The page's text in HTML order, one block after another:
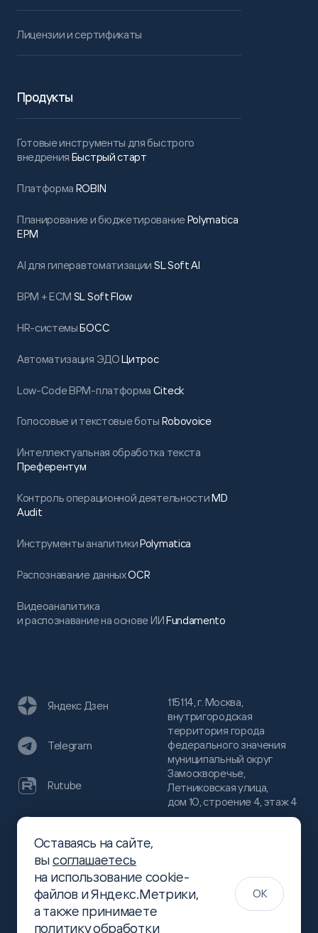
Лицензии и сертификаты
Продукты
Готовые инструменты для быстрого
внедрения Быстрый старт
Платформа ROBIN
Планирование и бюджетированиеPolymatica
EPM
AI для гиперавтоматизации SL Soft AI
BPM + ECM SL Soft Flow
HR-системыБОСС
Автоматизация ЭДОЦитрос
Low-Code BPM-платформа Citeck
Голосовые и текстовые боты Robovoice
Интеллектуальная обработка текста
Преферентум
Контроль операционной деятельностиMD
Audit
Инструменты аналитикиPolymatica
Распознавание данныхOCR
Видеоаналитика
и распознавание на основе ИИFundamento
115114, г. Москва,
внутригородская
территория города
федерального значения
муниципальный округ
Замоскворечье,
Летниковская улица,
дом 10, строение 4, этаж 4
(499)
444-16-51
info@slsoft.ru
Яндекс Дзен
Telegram
Rutube
Хабр
Оставаясь на сайте,
высоглашаетесь
на использование cookie-
файлов и Яндекс.Метрики,
а также принимаете
политику обработки
OK